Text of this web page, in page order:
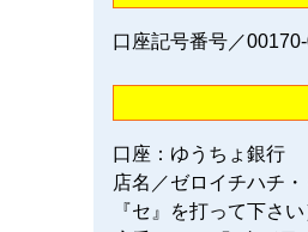
口座記号番号／
口座：ゆうちょ銀行
店名／ゼロイチハチ
『セ』を打って下さい